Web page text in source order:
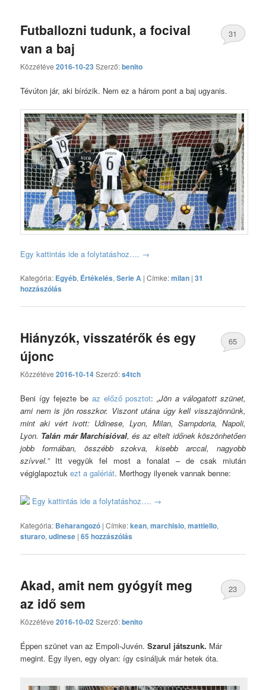
Futballozni tudunk, a focival
van a baj
Közzétéve2016-10-23 Szerző:benito
31
Tévúton jár, aki bírózik. Nem ez a három pont a baj ugyanis.
Egy kattintás ide a folytatáshoz…. →
Kategória: Egyéb, Értékelés,Serie A |Címke:milan |31
hozzászólás
Hiányzók, visszatérők és egy
újonc
Közzétéve2016-10-14Szerző:s4tch
65
Beni így fejezte be az előző posztot:„Jön a válogatott szünet,
ami nem is jön rosszkor. Viszont utána úgy kell visszajönnünk,
mint aki vért ivott: Udinese, Lyon, Milan, Sampdoria, Napoli,
Lyon. Talán már Marchisióval, és az eltelt időnek köszönhetően
jobb formában, összébb szokva, kisebb arccal, nagyobb
szívvel.”Itt vegyük fel most a fonalat – de csak miután
végiglapoztukezt a galériát. Merthogy ilyenek vannak benne:
Egy kattintás ide a folytatáshoz…. →
Kategória: Beharangozó |Címke:kean,marchisio,mattiello,
sturaro,udinese |65 hozzászólás
Akad, amit nem gyógyít meg
az idő sem
Közzétéve2016-10-02Szerző:benito
23
Éppen szünet van az Empoli-Juvén. Szarul játszunk. Már
megint. Egy ilyen, egy olyan: így csináljuk már hetek óta.